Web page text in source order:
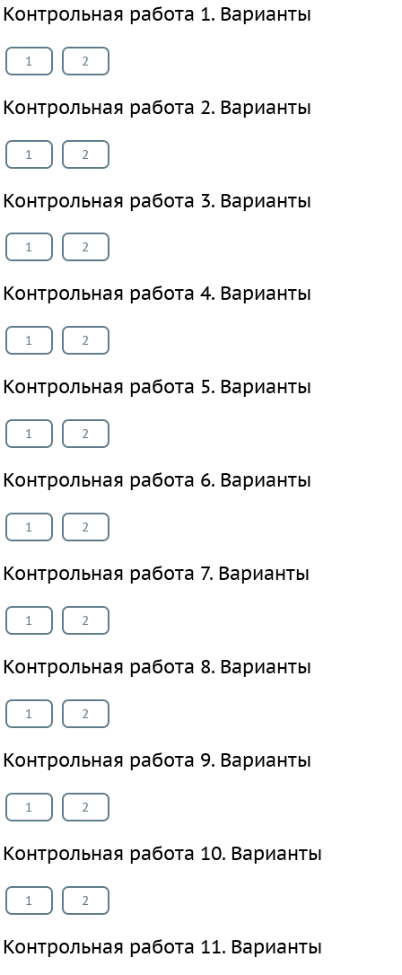
Контрольная работа 1. Варианты
1 2
Контрольная работа 2. Варианты
1 2
Контрольная работа 3. Варианты
1 2
Контрольная работа 4. Варианты
1 2
Контрольная работа 5. Варианты
1 2
Контрольная работа 6. Варианты
1 2
Контрольная работа 7. Варианты
1 2
Контрольная работа 8. Варианты
1 2
Контрольная работа 9. Варианты
1 2
Контрольная работа 10. Варианты
1 2
Контрольная работа 11. Варианты